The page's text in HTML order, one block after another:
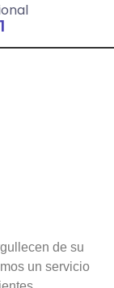
de su
un servicio